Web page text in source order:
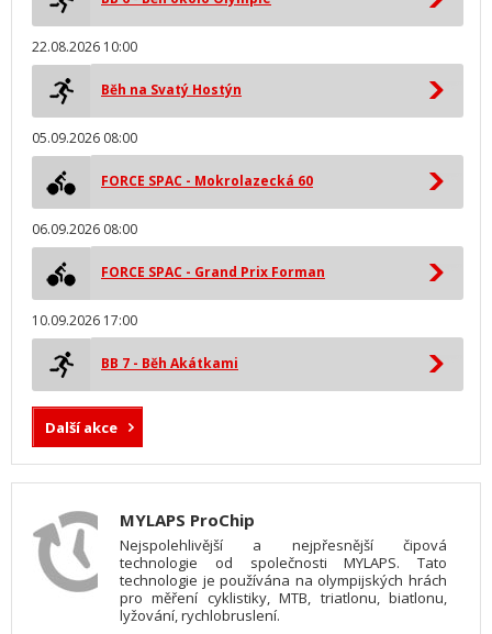
22.08.2026 10:00
Běh na Svatý Hostýn
05.09.2026 08:00
FORCE SPAC - Mokrolazecká 60
06.09.2026 08:00
FORCE SPAC - Grand Prix Forman
10.09.2026 17:00
BB 7 - Běh Akátkami
Další akce
MYLAPS ProChip
Nejspolehlivější a nejpřesnější čipová
technologie od společnosti MYLAPS. Tato
technologie je používána na olympijských hrách
pro měření cyklistiky, MTB, triatlonu, biatlonu,
lyžování, rychlobruslení.